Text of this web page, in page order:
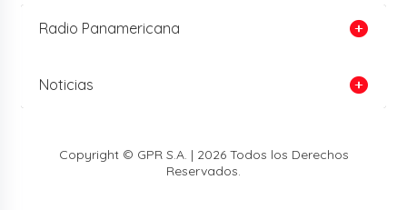
Radio Panamericana
Noticias
Copyright © GPR S.A. | 2026 Todos los Derechos
Reservados.